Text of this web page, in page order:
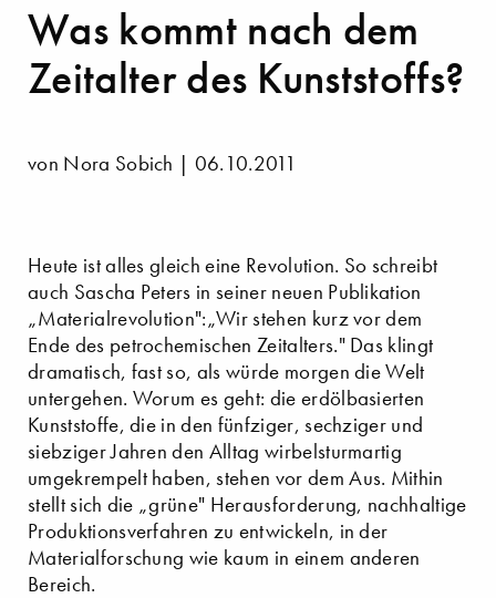
Was kommt nach dem
Zeitalter des Kunststoffs?
von Nora Sobich | 06.10.2011
Heute ist alles gleich eine Revolution. So schreibt
auch Sascha Peters in seiner neuen Publikation
„Materialrevolution":„Wir stehen kurz vor dem
Ende des petrochemischen Zeitalters." Das klingt
dramatisch, fast so, als würde morgen die Welt
untergehen. Worum es geht: die erdölbasierten
Kunststoffe, die in den fünfziger, sechziger und
siebziger Jahren den Alltag wirbelsturmartig
umgekrempelt haben, stehen vor dem Aus. Mithin
stellt sich die „grüne" Herausforderung, nachhaltige
Produktionsverfahren zu entwickeln, in der
Materialforschung wie kaum in einem anderen
Bereich.